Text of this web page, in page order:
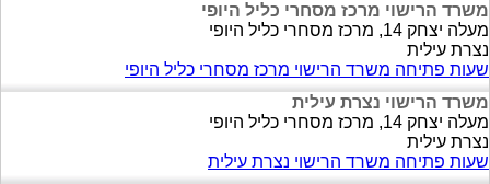
משרד הרישוי מרכז מסחרי כליל היופי
מעלה יצחק 14, מרכז מסחרי כליל היופי
נצרת עילית
שעות פתיחה משרד הרישוי מרכז מסחרי כליל היופי
משרד הרישוי נצרת עילית
מעלה יצחק 14, מרכז מסחרי כליל היופי
נצרת עילית
שעות פתיחה משרד הרישוי נצרת עילית